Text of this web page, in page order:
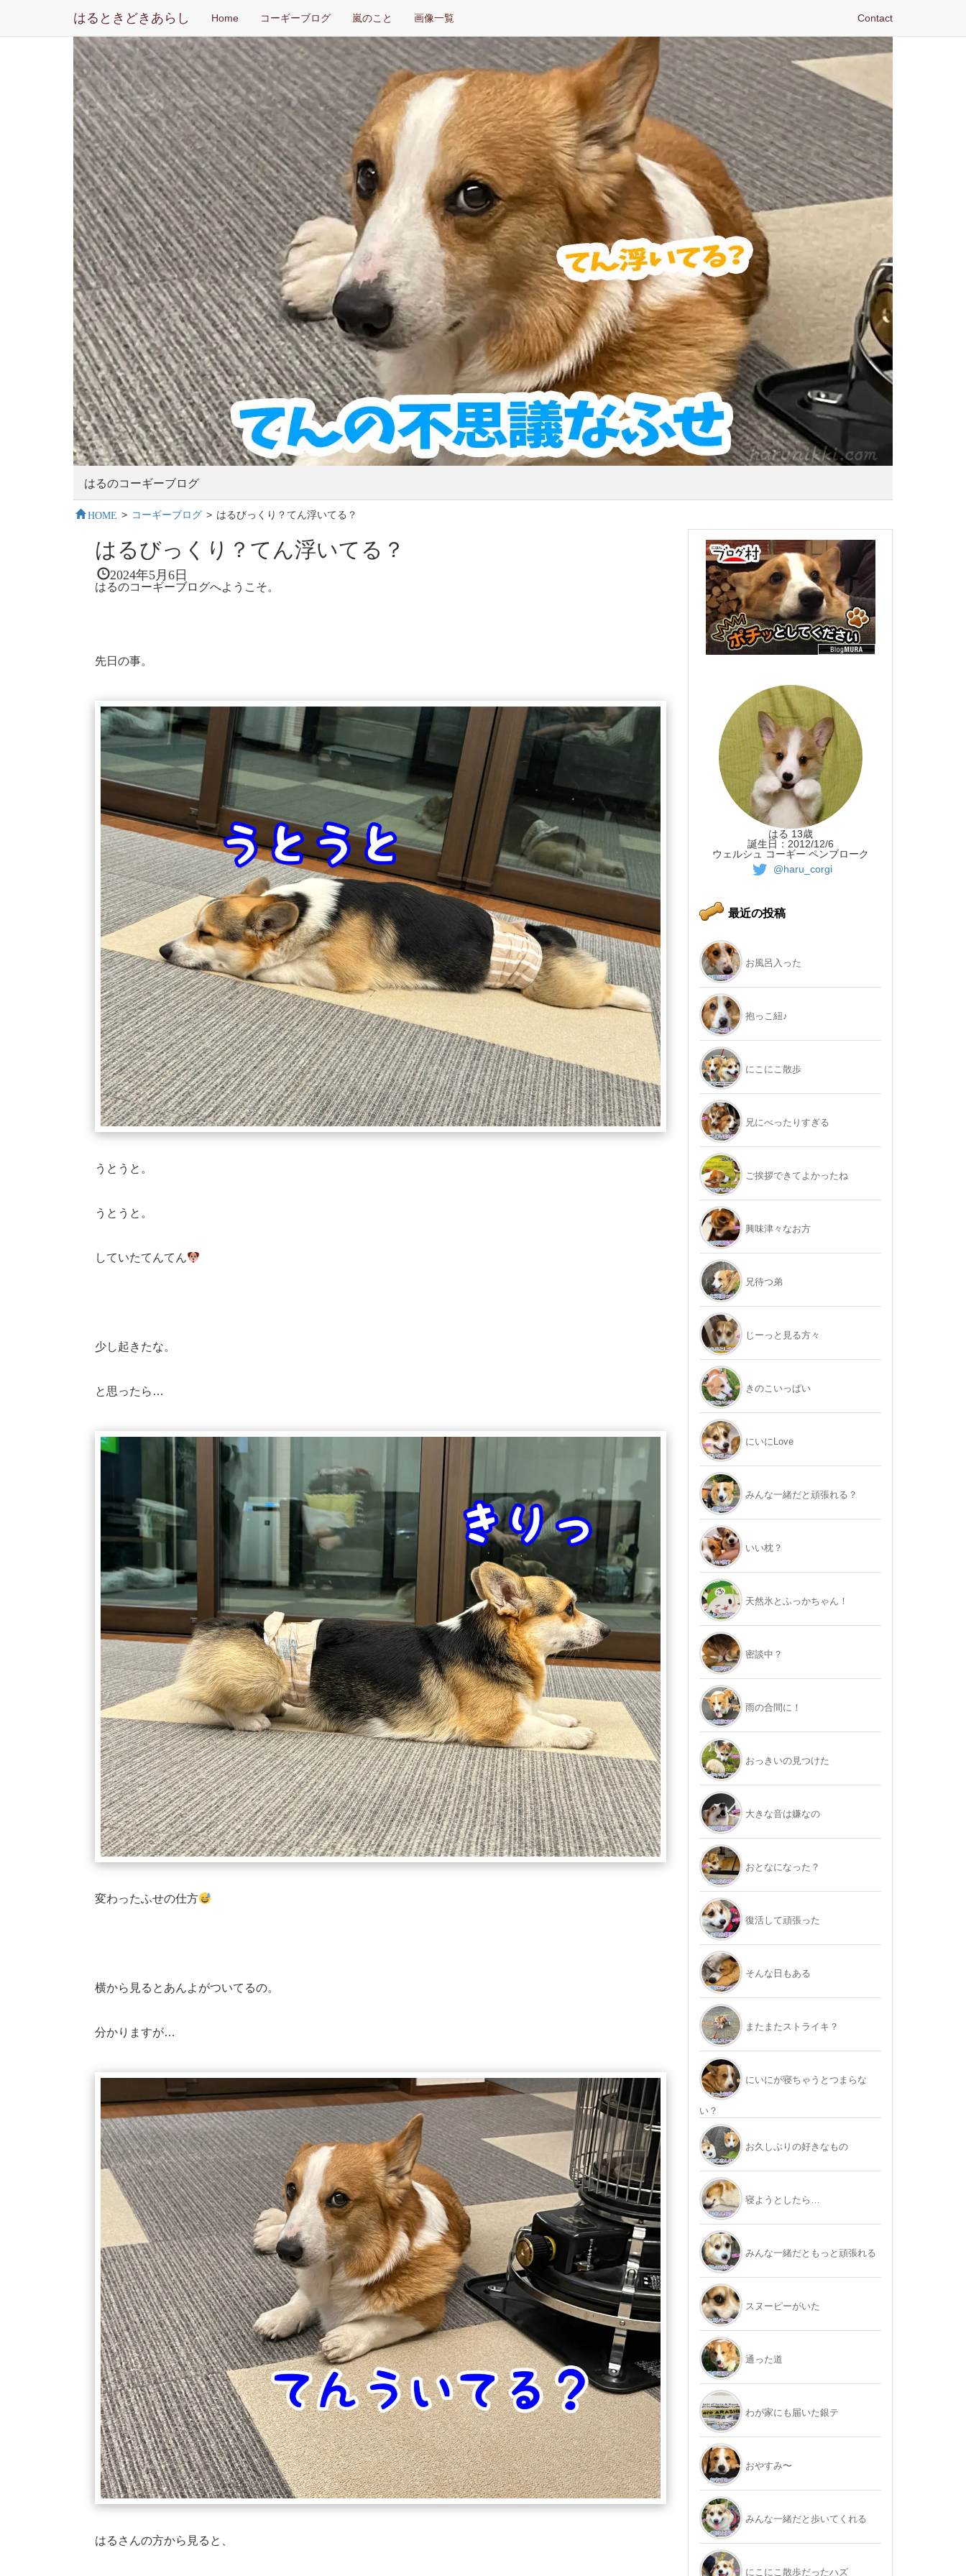
はるときどきあらし Home コーギーブログ 嵐のこと 画像一覧 Contact
はるのコーギーブログ
HOME > コーギーブログ > はるびっくり？てん浮いてる？
はるびっくり？てん浮いてる？
2024年5月6日
はるのコーギーブログへようこそ。
先日の事。
うとうと。
うとうと。
していたてんてん
少し起きたな。
と思ったら…
変わったふせの仕方
横から見るとあんよがついてるの。
分かりますが…
はるさんの方から見ると、
はる 13歳
誕生日：2012/12/6
ウェルシュ コーギー ペンブローク
@haru_corgi
最近の投稿
お風呂入った
抱っこ紐♪
にこにこ散歩
兄にべったりすぎる
ご挨拶できてよかったね
興味津々なお方
兄待つ弟
じーっと見る方々
きのこいっぱい
にいにLove
みんな一緒だと頑張れる？
いい枕？
天然氷とふっかちゃん！
密談中？
雨の合間に！
おっきいの見つけた
大きな音は嫌なの
おとなになった？
復活して頑張った
そんな日もある
またまたストライキ？
にいにが寝ちゃうとつまらな
い？
お久しぶりの好きなもの
寝ようとしたら…
みんな一緒だともっと頑張れる
スヌーピーがいた
通った道
わが家にも届いた銀テ
おやすみ〜
みんな一緒だと歩いてくれる
にこにこ散歩だったハズ